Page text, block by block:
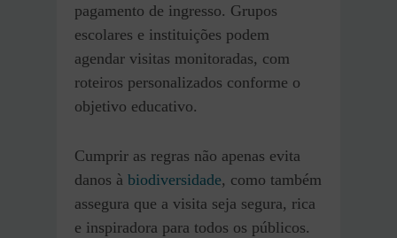
pagamento de ingresso. Grupos
escolares e instituições podem
agendar visitas monitoradas, com
roteiros personalizados conforme o
objetivo educativo.
Cumprir as regras não apenas evita
danos à biodiversidade, como também
assegura que a visita seja segura, rica
e inspiradora para todos os públicos.